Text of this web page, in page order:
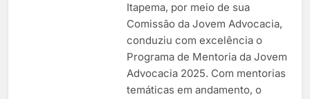
Itapema, por meio de sua
Comissão da Jovem Advocacia,
conduziu com excelência o
Programa de Mentoria da Jovem
Advocacia 2025. Com mentorias
temáticas em andamento, o